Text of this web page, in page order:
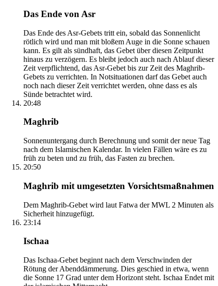
Das Ende von Asr
Das Ende des Asr-Gebets tritt ein, sobald das Sonnenlicht
rötlich wird und man mit bloßem Auge in die Sonne schauen
kann. Es gilt als sündhaft, das Gebet über diesen Zeitpunkt
hinaus zu verzögern. Es bleibt jedoch auch nach Ablauf dieser
Zeit verpflichtend, das Asr-Gebet bis zur Zeit des Maghrib-
Gebets zu verrichten. In Notsituationen darf das Gebet auch
noch nach dieser Zeit verrichtet werden, ohne dass es als
Sünde betrachtet wird.
20:48
Maghrib
Sonnenuntergang durch Berechnung und somit der neue Tag
nach dem Islamischen Kalendar. In vielen Fällen wäre es zu
früh zu beten und zu früh, das Fasten zu brechen.
20:50
Maghrib mit umgesetzten Vorsichtsmaßnahmen
Dem Maghrib-Gebet wird laut Fatwa der MWL 2 Minuten als
Sicherheit hinzugefügt.
23:14
Ischaa
Das Ischaa-Gebet beginnt nach dem Verschwinden der
Rötung der Abenddämmerung. Dies geschied in etwa, wenn
die Sonne 17 Grad unter dem Horizont steht. Ischaa Endet mit